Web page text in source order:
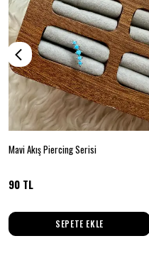
Mavi Akış Piercing Serisi
90 TL
SEPETE EKLE